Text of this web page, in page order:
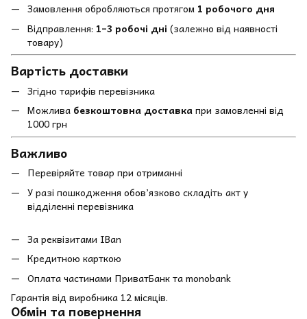
Замовлення обробляються протягом 1 робочого дня
Відправлення: 1–3 робочі дні (залежно від наявності
товару)
Вартість доставки
Згідно тарифів перевізника
Можлива безкоштовна доставкапри замовленні від
1000 грн
Важливо
Перевіряйте товар при отриманні
У разі пошкодження обов’язково складіть акт у
відділенні перевізника
За реквізитами IBan
Кредитною карткою
Оплата частинами ПриватБанк та monobank
Гарантія від виробника 12 місяців.
Обмін та повернення